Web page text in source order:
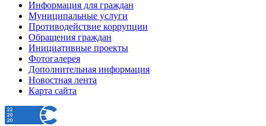
Информация для граждан
Муниципальные услуги
Противодействие коррупции
Обращения граждан
Инициативные проекты
Фотогалерея
Дополнительная информация
Новостная лента
Карта сайта